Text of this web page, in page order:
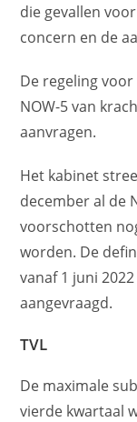
die gevallen
concern en de
De regeling
NOW-5 van
aanvragen.
Het kabinet
december al de
voorschotten
worden. De
vanaf 1 juni
aangevraagd.
TVL
De maximale
vierde kwartaal